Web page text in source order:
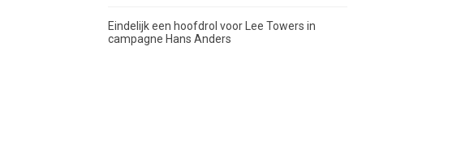
Eindelijk een hoofdrol voor Lee Towers in
campagne Hans Anders